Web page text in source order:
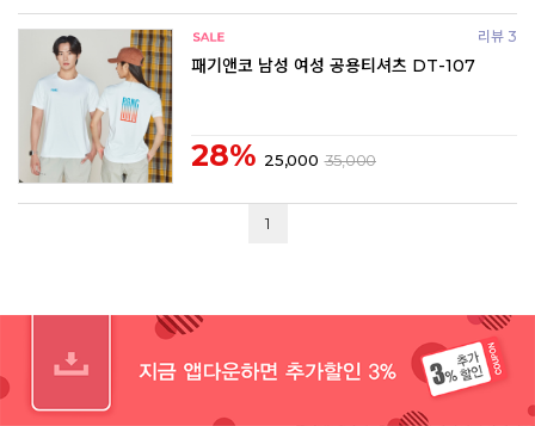
리뷰 3
패기앤코 남성 여성 공용티셔츠 DT-107
28% 25,000 35,000
1